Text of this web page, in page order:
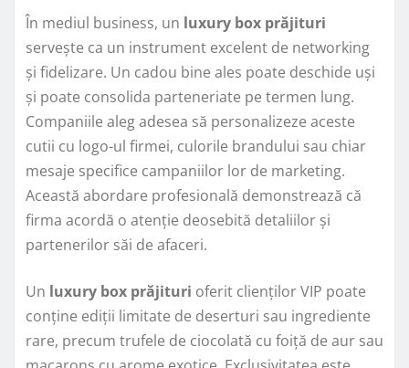
În mediul business, un luxury box prăjituri
servește ca un instrument excelent de networking
și fidelizare. Un cadou bine ales poate deschide uși
și poate consolida parteneriate pe termen lung.
Companiile aleg adesea să personalizeze aceste
cutii cu logo-ul firmei, culorile brandului sau chiar
mesaje specifice campaniilor lor de marketing.
Această abordare profesională demonstrează că
firma acordă o atenție deosebită detaliilor și
partenerilor săi de afaceri.
Un luxury box prăjituri oferit clienților VIP poate
conține ediții limitate de deserturi sau ingrediente
rare, precum trufele de ciocolată cu foiță de aur sau